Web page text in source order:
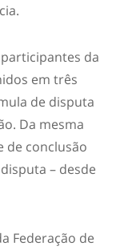
da
em três
de disputa
Da mesma
de conclusão
– desde
Federação de